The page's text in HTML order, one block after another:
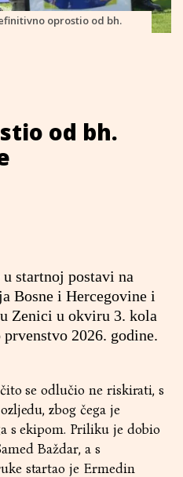
oprostio od bh.
od bh.
startnoj postavi na
Bosne i Hercegovine i
Zenici u okviru 3. kola
2026. godine.
se odlučio ne riskirati, s
zbog čega je
s ekipom. Priliku je dobio
Baždar, a s
startao je Ermedin